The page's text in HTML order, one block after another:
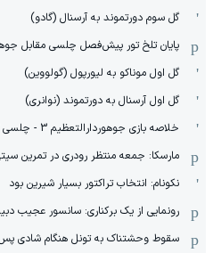
گل سوم دورتموند به آرسنال (گادو)
پایان تلخ تور پیش‌فصل چلسی مقابل
گل اول موناکو به لیورپول (گولووین)
گل اول آرسنال به دورتموند (نوانری)
خلاصه بازی جوهوردارالتعظیم 3 - چلسی 3
مارسکا: جمعه منتظر رودری در تمرین
نکونام: انتخاب تراکتور بسیار شیرین بود
رونمایی از یک برکناری: سانسور عجیب
سقوط وحشتناک به تونل هنگام شادی